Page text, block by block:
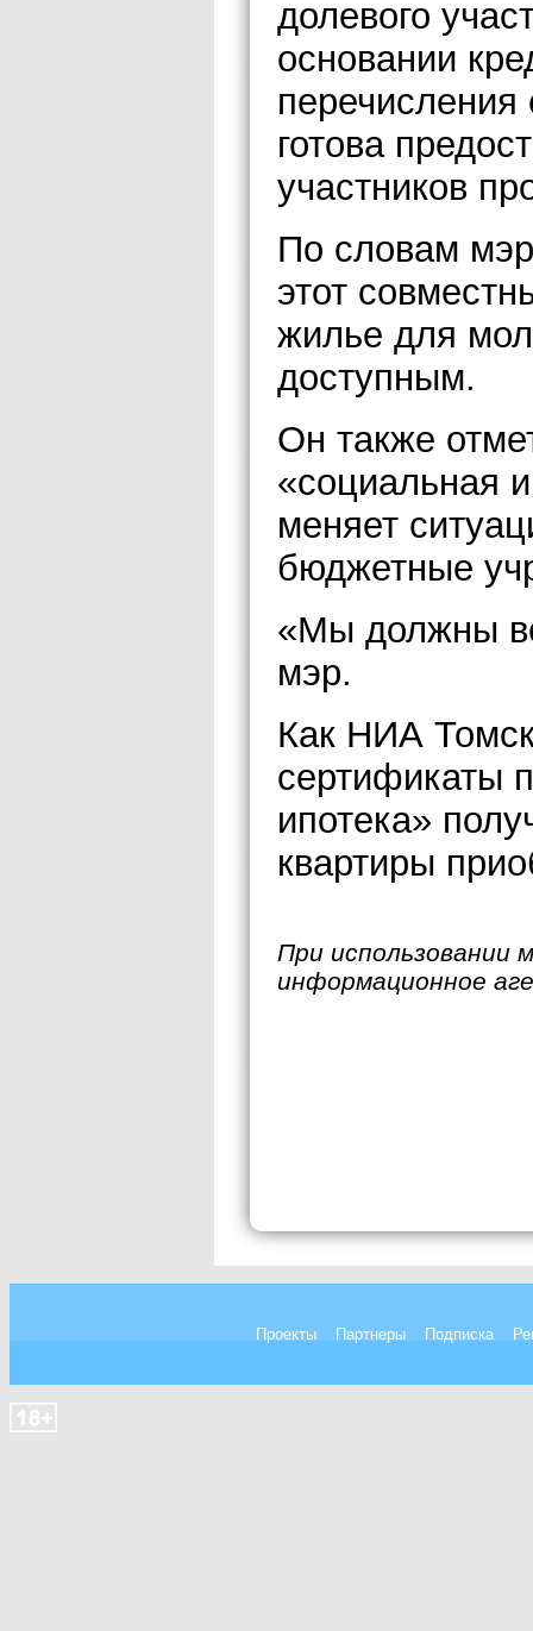
долевого
основании
перечисления
готова
участников
По словам
этот
жилье для
доступным.
Он также
«социальная
меняет
бюджетные
«Мы должны
мэр.
Как НИА
сертификаты
ипотека»
квартиры
При использовании
информационное
Проекты Партнеры Подписка